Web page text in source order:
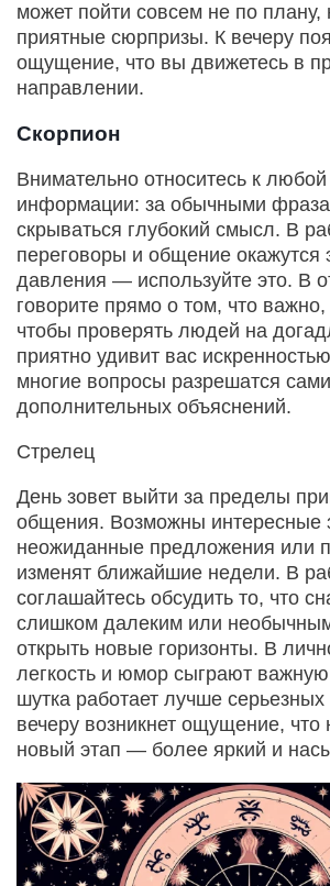
может пойти совсем не по плану,
приятные сюрпризы. К вечеру
ощущение, что вы движетесь в
направлении.
Скорпион
Внимательно относитесь к
информации: за обычными
скрываться глубокий смысл. В
переговоры и общение
давления — используйте это. В
говорите прямо о том, что важно,
чтобы проверять людей на
приятно удивит вас
многие вопросы разрешатся
дополнительных объяснений.
Стрелец
День зовет выйти за пределы
общения. Возможны интересные
неожиданные предложения или
изменят ближайшие недели. В
соглашайтесь обсудить то, что
слишком далеким или
открыть новые горизонты. В
легкость и юмор сыграют
шутка работает лучше серьезных
вечеру возникнет ощущение, что
новый этап — более яркий и